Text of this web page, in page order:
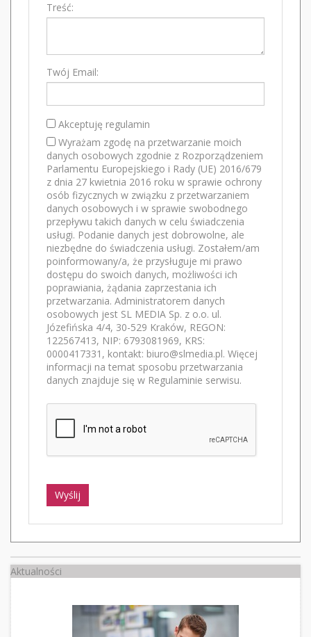
Treść:
Twój Email:
Akceptuję regulamin
Wyrażam zgodę na przetwarzanie moich
danych osobowych zgodnie z Rozporządzeniem
Parlamentu Europejskiego i Rady (UE) 2016/679
z dnia 27 kwietnia 2016 roku w sprawie ochrony
osób fizycznych w związku z przetwarzaniem
danych osobowych i w sprawie swobodnego
przepływu takich danych w celu świadczenia
usługi. Podanie danych jest dobrowolne, ale
niezbędne do świadczenia usługi. Zostałem/am
poinformowany/a, że przysługuje mi prawo
dostępu do swoich danych, możliwości ich
poprawiania, żądania zaprzestania ich
przetwarzania. Administratorem danych
osobowych jest SL MEDIA Sp. z o.o. ul.
Józefińska 4/4, 30-529 Kraków, REGON:
122567413, NIP: 6793081969, KRS:
0000417331, kontakt: biuro@slmedia.pl. Więcej
informacji na temat sposobu przetwarzania
danych znajduje się w Regulaminie serwisu.
Wyślij
Aktualności